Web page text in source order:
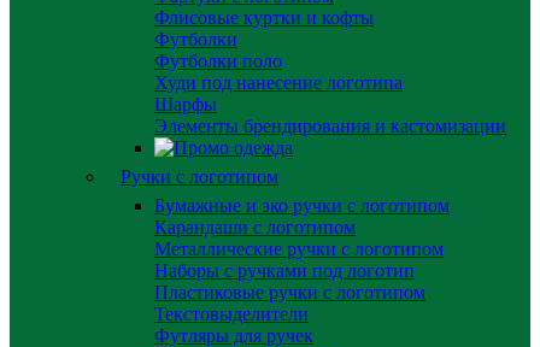
Флисовые куртки и кофты
Футболки
Футболки поло
Худи под нанесение логотипа
Шарфы
Элементы брендирования и кастомизации
Ручки с логотипом
Бумажные и эко ручки с логотипом
Карандаши с логотипом
Металлические ручки с логотипом
Наборы с ручками под логотип
Пластиковые ручки с логотипом
Текстовыделители
Футляры для ручек